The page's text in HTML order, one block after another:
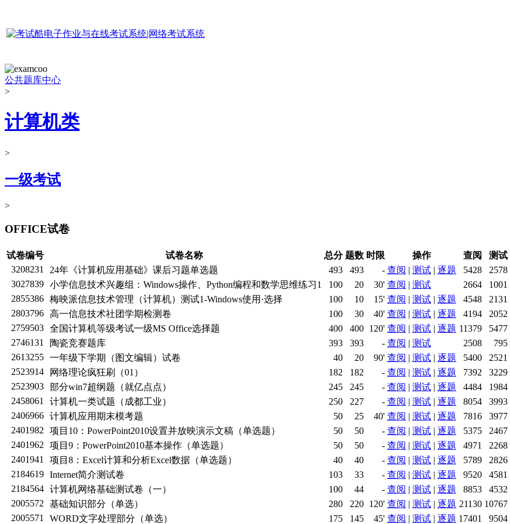
公共题库中心
>
计算机类
>
一级考试
>
OFFICE试卷
试卷编号 试卷名称 总分 题数 时限 操作 查阅 测试
3208231
24年《计算机应用基础》课后习题单选题 493 493 - 查阅 | 测试 | 逐题 5428 2578
3027839 小学信息技术兴趣组：Windows操作、Python编程和数学思维练习1 100 20 30' 查阅 | 测试 2664 1001
2855386 梅映派信息技术管理（计算机）测试1-Windows使用·选择 100 10 15' 查阅 | 测试 | 逐题 4548 2131
2803796 高一信息技术社团学期检测卷 100 30 40' 查阅 | 测试 | 逐题 4194 2052
2759503 全国计算机等级考试一级MS Office选择题 400 400 120' 查阅 | 测试 | 逐题 11379 5477
2746131
陶瓷竞赛题库 393 393 - 查阅 | 测试 2508 795
2613255 一年级下学期（图文编辑）试卷 40 20 90' 查阅 | 测试 | 逐题 5400 2521
2523914
网络理论疯狂刷（01） 182 182 - 查阅 | 测试 | 逐题 7392 3229
2523903 部分win7超纲题（就亿点点） 245 245 - 查阅 | 测试 | 逐题 4484 1984
2458061
计算机一类试题（成都工业） 250 227 - 查阅 | 测试 | 逐题 8054 3993
2406966 计算机应用期末模考题 50 25 40' 查阅 | 测试 | 逐题 7816 3977
2401982
项目10：PowerPoint2010设置并放映演示文稿（单选题） 50 50 - 查阅 | 测试 | 逐题 5375 2467
2401962
项目9：PowerPoint2010基本操作（单选题） 50 50 - 查阅 | 测试 | 逐题 4971 2268
2401941
项目8：Excel计算和分析Excel数据（单选题） 40 40 - 查阅 | 测试 | 逐题 5789 2826
2184619 Internet简介测试卷 103 33 - 查阅 | 测试 | 逐题 9520 4581
2184564 计算机网络基础测试卷（一） 100 44 - 查阅 | 测试 | 逐题 8853 4532
2005572
基础知识部分（单选） 280 220 120' 查阅 | 测试 | 逐题 21130 10767
2005571
WORD文字处理部分（单选） 175 145 45' 查阅 | 测试 | 逐题 17401 9504